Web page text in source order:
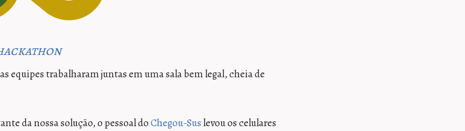
equipes trabalharam juntas em uma sala bem legal, cheia de
da nossa solução, o pessoal doChegou-Suslevou os celulares